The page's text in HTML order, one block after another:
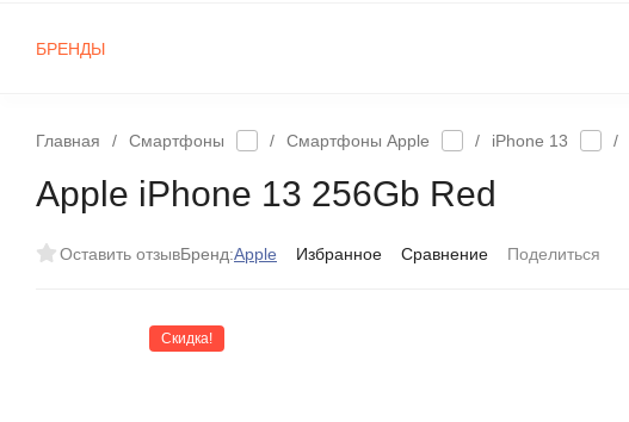
БРЕНДЫ
Главная / Смартфоны / Смартфоны Apple / iPhone 13 /
Apple iPhone 13 256Gb Red
Оставить отзывБренд:Apple Избранное Сравнение Поделиться
Скидка!